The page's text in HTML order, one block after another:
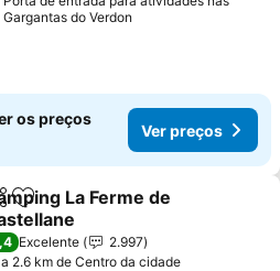
Gargantas do Verdon
os preços
Ver preços
Adicionar aos favoritos
La Ferme de
preços
Excelente
2.997
a 2.6 km de Centro da cidade